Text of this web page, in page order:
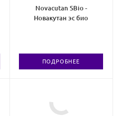
Novacutan SBio -
Новакутан эс био
ПОДРОБНЕЕ